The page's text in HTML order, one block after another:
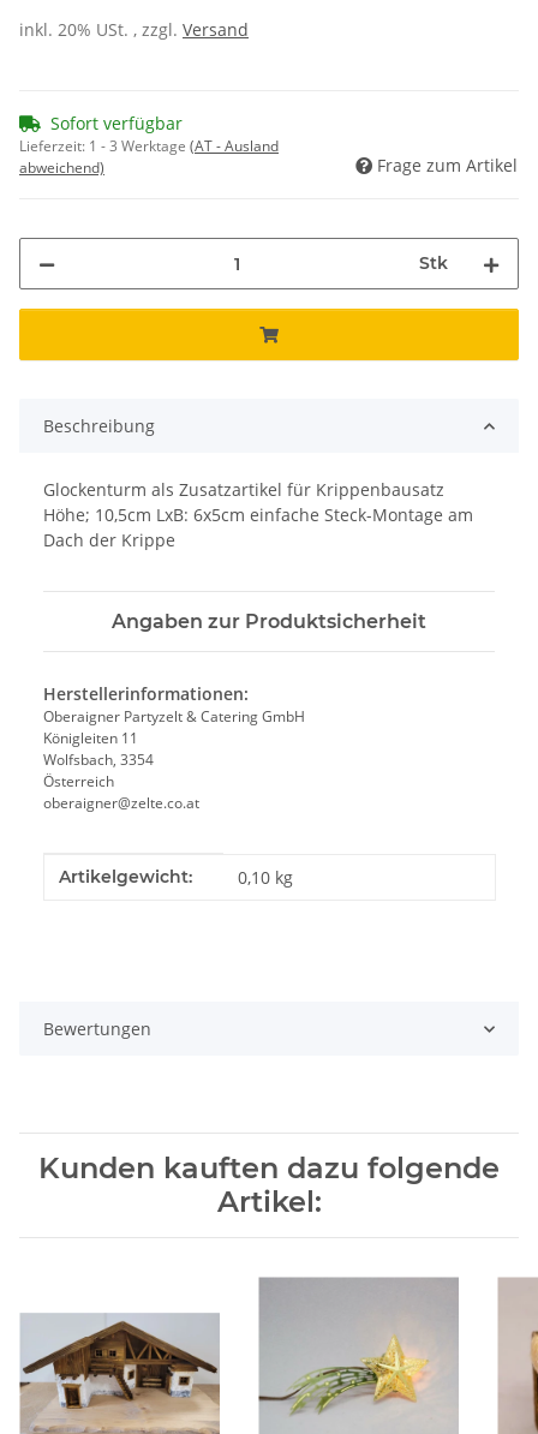
inkl. 20% USt. , zzgl. Versand
Sofort verfügbar
Lieferzeit: 1 - 3 Werktage (AT - Ausland
abweichend)
Frage zum Artikel
Stk
Beschreibung
Glockenturm als Zusatzartikel für Krippenbausatz
Höhe; 10,5cm LxB: 6x5cm einfache Steck-Montage am
Dach der Krippe
Angaben zur Produktsicherheit
Herstellerinformationen:
Oberaigner Partyzelt & Catering GmbH
Königleiten 11
Wolfsbach, 3354
Österreich
oberaigner@zelte.co.at
Produkteigenschaft
Wert
Artikelgewicht: 0,10 kg
Bewertungen
Kunden kauften dazu folgende
Artikel: